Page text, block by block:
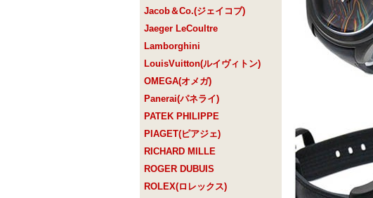
Jacob＆Co.(ジェイコブ)
Jaeger LeCoultre
Lamborghini
LouisVuitton(ルイヴィトン)
OMEGA(オメガ)
Panerai(パネライ)
PATEK PHILIPPE
PIAGET(ピアジェ)
RICHARD MILLE
ROGER DUBUIS
ROLEX(ロレックス)